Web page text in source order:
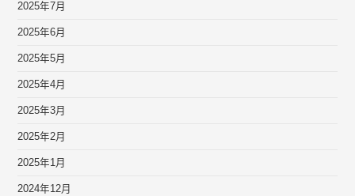
2025年7月
2025年6月
2025年5月
2025年4月
2025年3月
2025年2月
2025年1月
2024年12月